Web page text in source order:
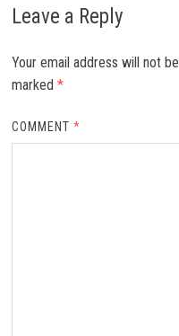
Leave a Reply
Your email address will not
marked *
COMMENT*